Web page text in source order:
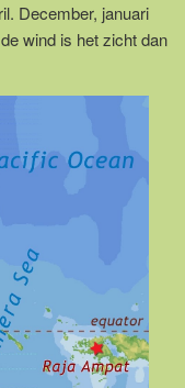
December, januari
wind is het zicht dan